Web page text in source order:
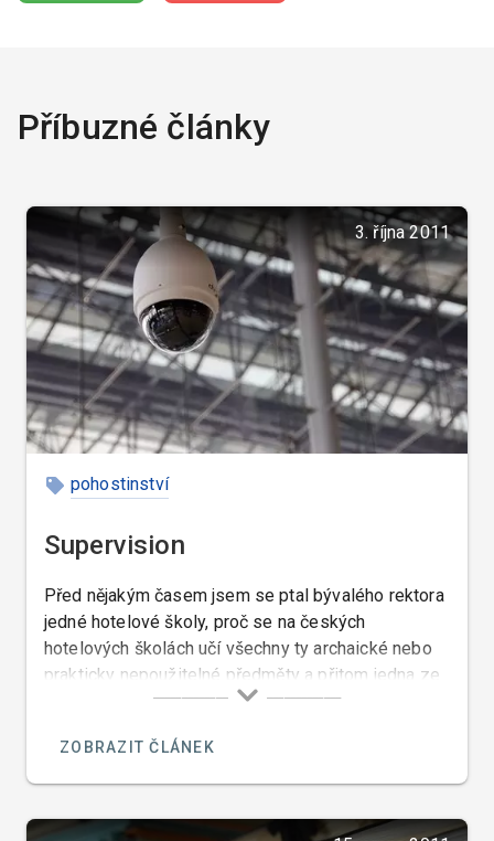
Příbuzné články
3. října 2011
pohostinství
Supervision
Před nějakým časem jsem se ptal bývalého rektora
jedné hotelové školy, proč se na českých
hotelových školách učí všechny ty archaické nebo
prakticky nepoužitelné předměty a přitom jedna ze
základních znalostí managementu jako je
ZOBRAZIT ČLÁNEK